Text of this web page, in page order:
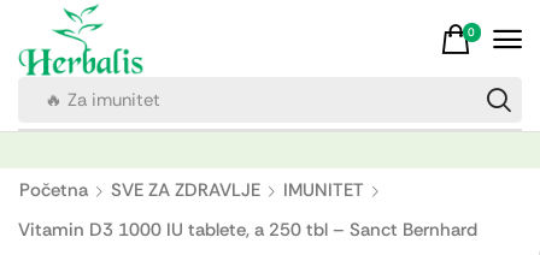
🔥 Za imunitet
0
Početna SVE ZA ZDRAVLJE
IMUNITET
Vitamin D3 1000 IU tablete, a 250 tbl – Sanct Bernhard